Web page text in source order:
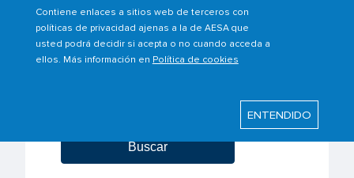
Contiene enlaces a sitios web de terceros con
políticas de privacidad ajenas a la de AESA que
usted podrá decidir si acepta o no cuando acceda a
ellos. Más información en Política de cookies
ENTENDIDO